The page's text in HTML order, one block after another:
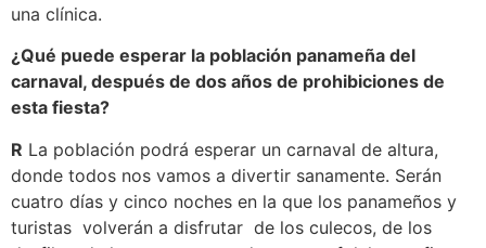
una clínica.
¿Qué puede esperar la población panameña del
carnaval, después de dos años de prohibiciones de
esta fiesta?
R La población podrá esperar un carnaval de altura,
donde todos nos vamos a divertir sanamente. Serán
cuatro días y cinco noches en la que los panameños y
turistas volverán a disfrutar de los culecos, de los